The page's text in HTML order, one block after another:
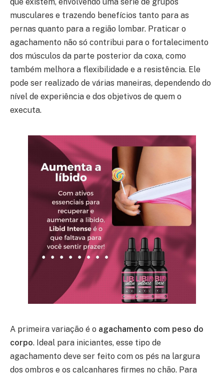
musculares e trazendo benefícios tanto para as
pernas quanto para a região lombar. Praticar o
agachamento não só contribui para o fortalecimento
dos músculos da parte posterior da coxa, como
também melhora a flexibilidade e a resistência. Ele
pode ser realizado de várias maneiras, dependendo do
nível de experiência e dos objetivos de quem o
executa.
A primeira variação é o agachamento com peso do
corpo. Ideal para iniciantes, esse tipo de
agachamento deve ser feito com os pés na largura
dos ombros e os calcanhares firmes no chão. Para